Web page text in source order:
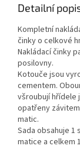
Detailní
Kompletní
činky o celkové
Nakládací činky
posilovny.
Kotouče jsou
cementem.
všroubují hřídele
opatřeny
matic.
Sada obsahuje
matice a celkem